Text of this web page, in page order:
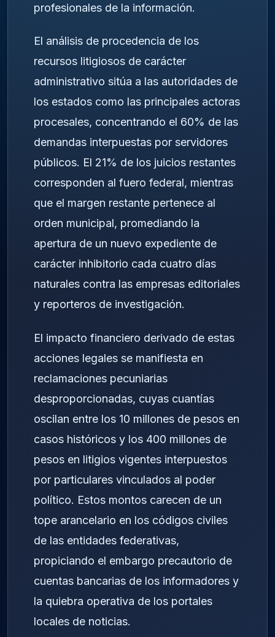
profesionales de la información.
El análisis de procedencia de los
recursos litigiosos de carácter
administrativo sitúa a las autoridades de
los estados como las principales actoras
procesales, concentrando el 60% de las
demandas interpuestas por servidores
públicos. El 21% de los juicios restantes
corresponden al fuero federal, mientras
que el margen restante pertenece al
orden municipal, promediando la
apertura de un nuevo expediente de
carácter inhibitorio cada cuatro días
naturales contra las empresas editoriales
y reporteros de investigación.
El impacto financiero derivado de estas
acciones legales se manifiesta en
reclamaciones pecuniarias
desproporcionadas, cuyas cuantías
oscilan entre los 10 millones de pesos en
casos históricos y los 400 millones de
pesos en litigios vigentes interpuestos
por particulares vinculados al poder
político. Estos montos carecen de un
tope arancelario en los códigos civiles
de las entidades federativas,
propiciando el embargo precautorio de
cuentas bancarias de los informadores y
la quiebra operativa de los portales
locales de noticias.